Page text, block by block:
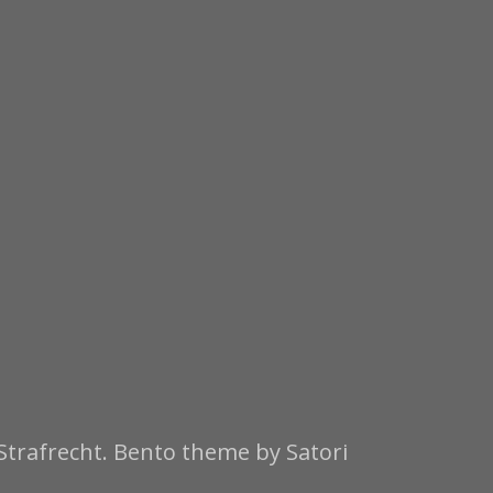
Bento theme by Satori